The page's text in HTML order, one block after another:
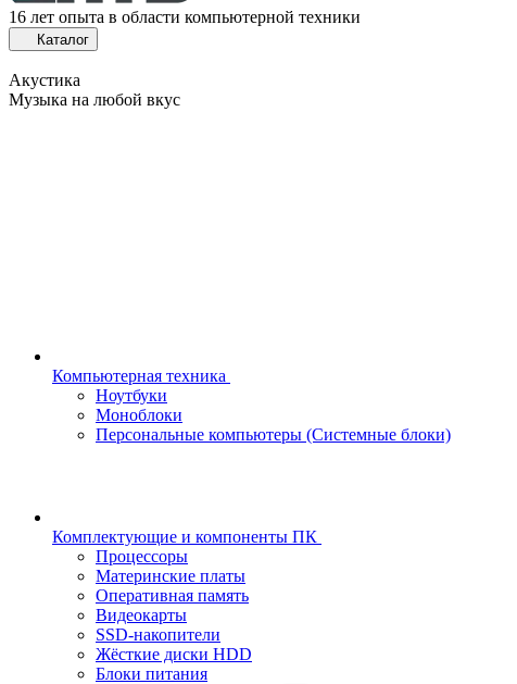
16 лет опыта в области компьютерной техники
Каталог
Акустика
Музыка на любой вкус
Компьютерная техника
Ноутбуки
Моноблоки
Персональные компьютеры (Системные блоки)
Комплектующие и компоненты ПК
Процессоры
Материнские платы
Оперативная память
Видеокарты
SSD-накопители
Жёсткие диски HDD
Блоки питания